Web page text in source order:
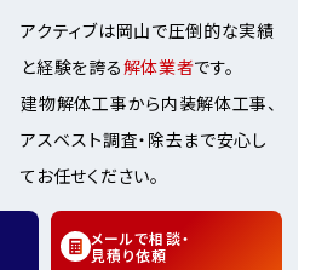
アクティブは岡山で圧倒的な実績
と経験を誇る解体業者です。
建物解体工事から内装解体工事、
アスベスト調査・除去まで安心し
てお任せください。
メールで相談・
見積り依頼